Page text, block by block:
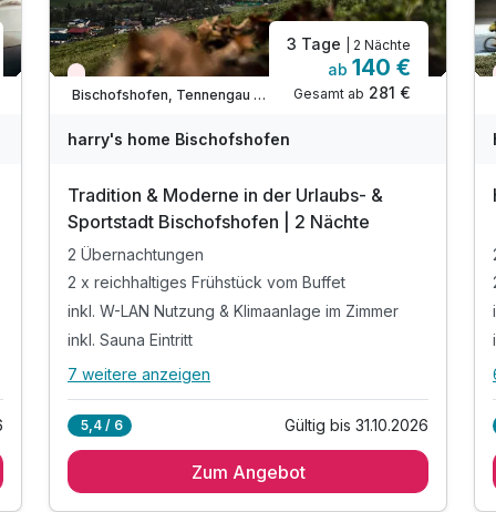
Nur noch Restplätze
Bischofshofen, Tennengau / Dachstein West
3 Tage | 2 Nächte
ab 140 €
Gesamt ab 281 €
harry's home Bischofshofen
Tradition & Moderne in der Urlaubs- &
Sportstadt Bischofshofen | 2 Nächte
2 Übernachtungen
2 x reichhaltiges Frühstück vom Buffet
inkl. W-LAN Nutzung & Klimaanlage im Zimmer
inkl. Sauna Eintritt
Alle Inklusivleistungen
2 x reichhaltiges Frühstück vom Buffet
7 weitere anzeigen
5,4 / 6 Gültig bis 31.10.2026
Zum Angebot